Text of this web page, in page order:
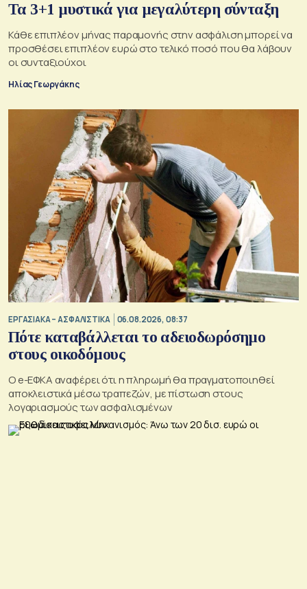
Τα 3+1 μυστικά για μεγαλύτερη σύνταξη
Κάθε επιπλέον μήνας παραμονής στην ασφάλιση μπορεί να
προσθέσει επιπλέον ευρώ στο τελικό ποσό που θα λάβουν
οι συνταξιούχοι
Ηλίας Γεωργάκης
ΕΡΓΑΣΙΑΚΑ – ΑΣΦΑΛΙΣΤΙΚΑ 06.08.2026, 08:37
Πότε καταβάλλεται το αδειοδωρόσημο
στους οικοδόμους
O e-ΕΦΚΑ αναφέρει ότι η πληρωμή θα πραγματοποιηθεί
αποκλειστικά μέσω τραπεζών, με πίστωση στους
λογαριασμούς των ασφαλισμένων